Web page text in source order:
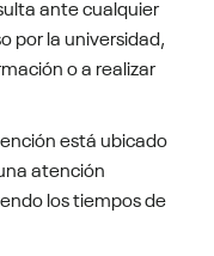
ante cualquier
por la universidad,
o a realizar
está ubicado
atención
los tiempos de